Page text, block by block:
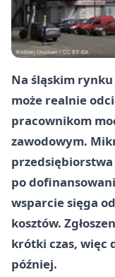
Na śląskim
może realnie
pracownikom
zawodowym.
przedsiębiorstwa
po
wsparcie sięga
kosztów.
krótki czas, więc
później.